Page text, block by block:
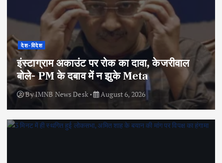
देश-विदेश
इंस्टाग्राम अकाउंट पर रोक का दावा, केजरीवाल
बोले- PM के दबाव में न झुके Meta
ByIMNB News Desk August 6, 2026